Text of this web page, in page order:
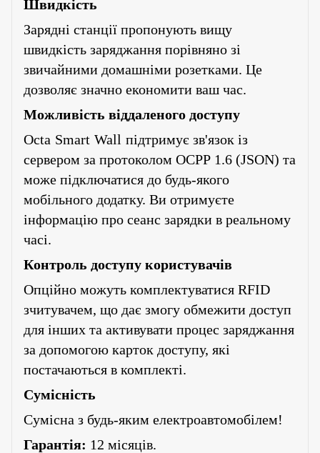
Швидкість
Зарядні станції пропонують вищу
швидкість заряджання порівняно зі
звичайними домашніми розетками. Це
дозволяє значно економити ваш час.
Можливість віддаленого доступу
Octa Smart Wall підтримує зв'язок із
сервером за протоколом OCPP 1.6 (JSON) та
може підключатися до будь-якого
мобільного додатку. Ви отримуєте
інформацію про сеанс зарядки в реальному
часі.
Контроль доступу користувачів
Опційно можуть комплектуватися RFID
зчитувачем, що дає змогу обмежити доступ
для інших та активувати процес заряджання
за допомогою карток доступу, які
постачаються в комплекті.
Сумісність
Сумісна з будь-яким електроавтомобілем!
Гарантія: 12 місяців.